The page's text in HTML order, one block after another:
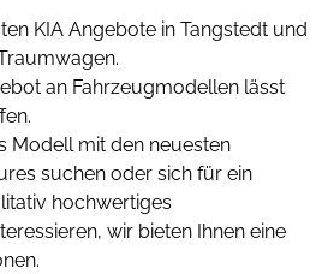
KIA Angebote in Tangstedt und
an Fahrzeugmodellen lässt
Modell mit den neuesten
suchen oder sich für ein
hochwertiges
wir bieten Ihnen eine